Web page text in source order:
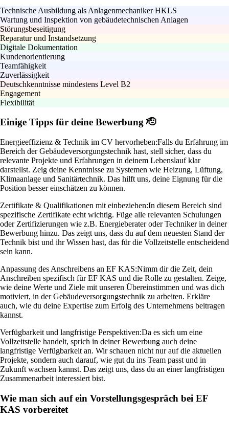
Technische Ausbildung als Anlagenmechaniker HKLS
Wartung und Inspektion von gebäudetechnischen Anlagen
Störungsbeseitigung
Reparatur und Instandsetzung
Digitale Dokumentation
Kundenorientierung
Teamfähigkeit
Zuverlässigkeit
Deutschkenntnisse mindestens Level B2
Engagement
Flexibilität
Einige Tipps für deine Bewerbung 🫡
Energieeffizienz & Technik im CV hervorheben:Falls du Erfahrung im
Bereich der Gebäudeversorgungstechnik hast, stell sicher, dass du
relevante Projekte und Erfahrungen in deinem Lebenslauf klar
darstellst. Zeig deine Kenntnisse zu Systemen wie Heizung, Lüftung,
Klimaanlage und Sanitärtechnik. Das hilft uns, deine Eignung für die
Position besser einschätzen zu können.
Zertifikate & Qualifikationen mit einbeziehen:In diesem Bereich sind
spezifische Zertifikate echt wichtig. Füge alle relevanten Schulungen
oder Zertifizierungen wie z.B. Energieberater oder Techniker in deiner
Bewerbung hinzu. Das zeigt uns, dass du auf dem neuesten Stand der
Technik bist und ihr Wissen hast, das für die Vollzeitstelle entscheidend
sein kann.
Anpassung des Anschreibens an EF KAS:Nimm dir die Zeit, dein
Anschreiben spezifisch für EF KAS und die Rolle zu gestalten. Zeige,
wie deine Werte und Ziele mit unseren Übereinstimmen und was dich
motiviert, in der Gebäudeversorgungstechnik zu arbeiten. Erkläre
auch, wie du deine Expertise zum Erfolg des Unternehmens beitragen
kannst.
Verfügbarkeit und langfristige Perspektiven:Da es sich um eine
Vollzeitstelle handelt, sprich in deiner Bewerbung auch deine
langfristige Verfügbarkeit an. Wir schauen nicht nur auf die aktuellen
Projekte, sondern auch darauf, wie gut du ins Team passt und in
Zukunft wachsen kannst. Das zeigt uns, dass du an einer langfristigen
Zusammenarbeit interessiert bist.
Wie man sich auf ein Vorstellungsgespräch bei EF
KAS vorbereitet